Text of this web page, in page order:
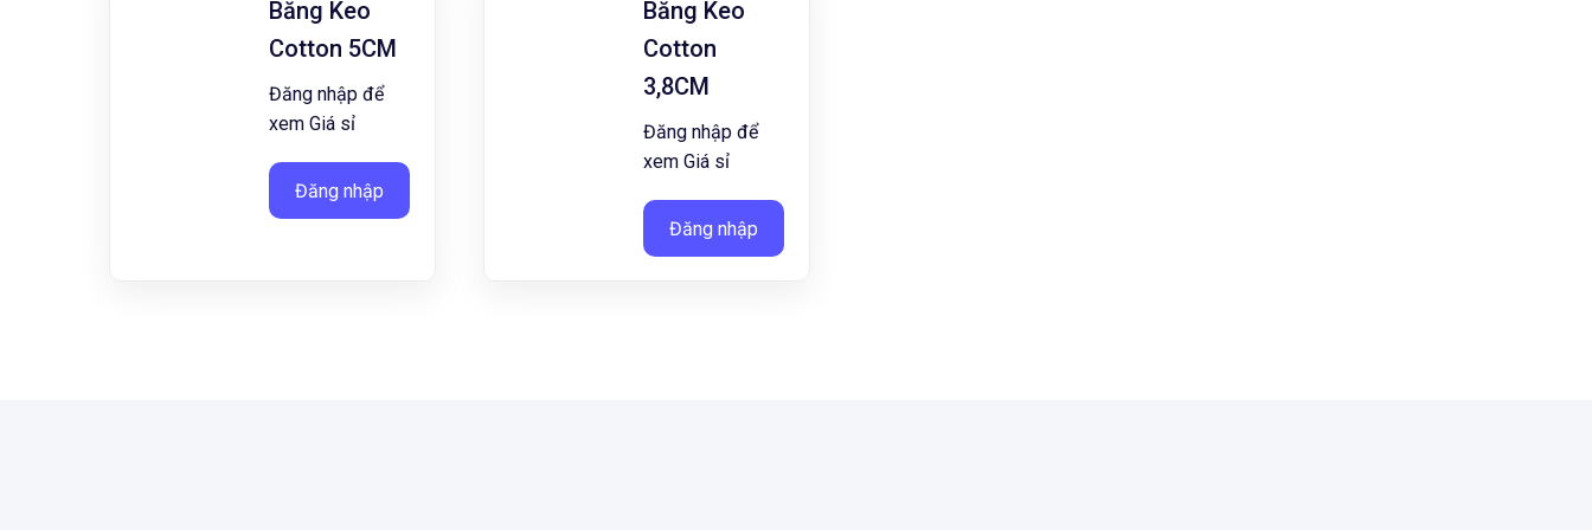
Băng Keo
Cotton 5CM
Đăng nhập để
xem Giá sỉ
Đăng nhập
Băng Keo
Cotton
3,8CM
Đăng nhập để
xem Giá sỉ
Đăng nhập